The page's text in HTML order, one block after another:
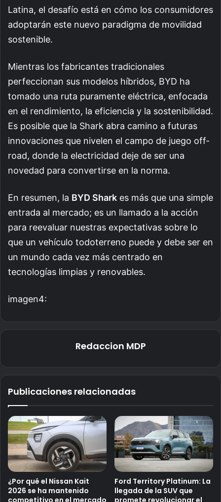
Latina, el desafío está en cómo los consumidores
adoptarán este nuevo paradigma de movilidad
sostenible.
Mientras los fabricantes tradicionales
perfeccionan sus modelos híbridos, BYD ha
tomado una ruta puramente eléctrica, enfocada
en el rendimiento, la eficiencia y la sostenibilidad.
Es posible que la Shark abra camino a futuras
innovaciones que nivelen el campo de juego off-
road, donde la electricidad deje de ser una
novedad para convertirse en la norma.
En resumen, la BYD Shark es más que una simple
entrada al mercado; es un llamado a la acción
para reevaluar nuestras expectativas sobre lo
que un vehículo todoterreno puede y debe ser en
un mundo cada vez más centrado en
tecnologías limpias y renovables.
imagen4:
Redaccion MDP
Publicaciones relacionadas
¿Por qué el Nissan Kait
2026 se ha mantenido
Ford Territory Platinum: La
llegada de la SUV que